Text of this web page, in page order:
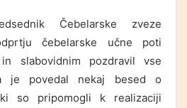
Čebelarske zveze
čebelarske učne poti
slabovidnim pozdravil vse
je povedal nekaj besed o
so pripomogli k realizaciji